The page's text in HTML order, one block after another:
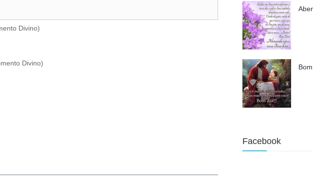
Divino)
Divino)
Facebook